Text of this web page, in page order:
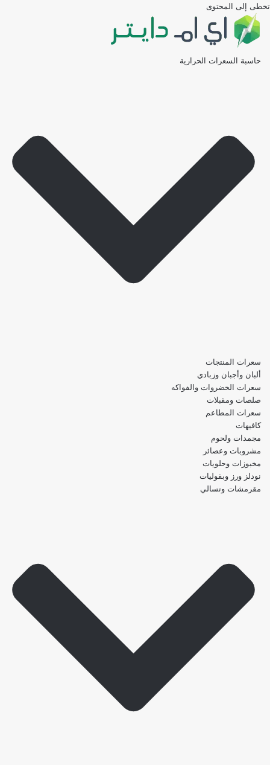
تخطى إلى المحتوى
حاسبة السعرات الحرارية
سعرات المنتجات
ألبان وأجبان وزبادي
سعرات الخضروات والفواكه
صلصات ومقبلات
سعرات المطاعم
كافيهات
مجمدات ولحوم
مشروبات وعصائر
مخبوزات وحلويات
نودلز ورز وبقوليات
مقرمشات وتسالي